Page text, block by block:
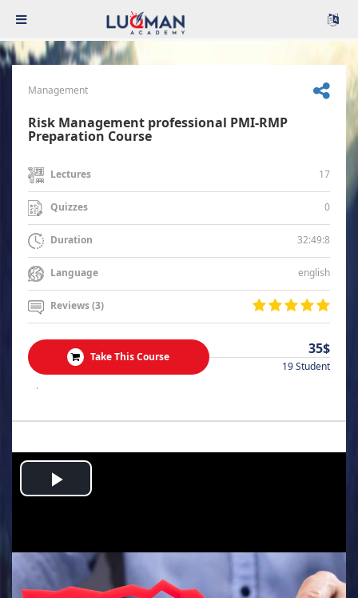
Management
Risk Management professional PMI-RMP
Preparation Course
Lectures 17
Quizzes 0
Duration 32:49:8
Language english
Reviews (3)
Take This Course 35$
19 Student
.
Play